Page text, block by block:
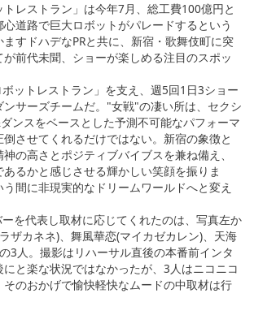
レストラン」は今年7月、総工費100億円と
道路で巨大ロボットがパレードするという
すドハデなPRと共に、新宿・歌舞伎町に突
前代未聞、ショーが楽しめる注目のスポッ
ットレストラン」を支え、週5回1日3ショー
ンサーズチームだ。"女戦"の凄い所は、セクシ
ンスをベースとした予測不可能なパフォーマ
させてくれるだけではない。新宿の象徴と
の高さとポジティブバイブスを兼ね備え、
るかと感じさせる輝かしい笑顔を振りま
間に非現実的なドリームワールドへと変え
を代表し取材に応じてくれたのは、写真左か
ザカネネ)、舞風華恋(マイカゼカレン)、天海
3人。撮影はリハーサル直後の本番前インタ
と楽な状況ではなかったが、3人はニコニコ
そのおかげで愉快軽快なムードの中取材は行